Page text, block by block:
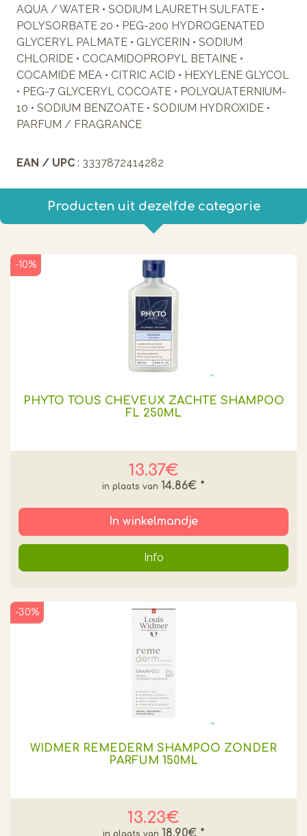
AQUA / WATER • SODIUM LAURETH SULFATE •
POLYSORBATE 20 • PEG-200 HYDROGENATED
GLYCERYL PALMATE • GLYCERIN • SODIUM
CHLORIDE • COCAMIDOPROPYL BETAINE •
COCAMIDE MEA • CITRIC ACID • HEXYLENE GLYCOL
• PEG-7 GLYCERYL COCOATE • POLYQUATERNIUM-
10 • SODIUM BENZOATE • SODIUM HYDROXIDE •
PARFUM / FRAGRANCE
EAN / UPC : 3337872414282
Producten uit dezelfde categorie
PHYTO TOUS CHEVEUX ZACHTE SHAMPOO
FL 250ML
13.37€
-10%
14.86€ *
In winkelmandje
Info
WIDMER REMEDERM SHAMPOO ZONDER
PARFUM 150ML
13.23€
-30%
18.90€ *